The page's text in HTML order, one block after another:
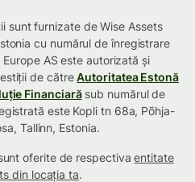
sunt furnizate de Wise Assets
cu numărul de înregistrare
AS este autorizată și
de cătreAutoritatea Estonă
Financiarăsub numărul de
este Kopli tn 68a, Põhja-
Tallinn, Estonia.
oferite de respectivaentitate
din locația ta.